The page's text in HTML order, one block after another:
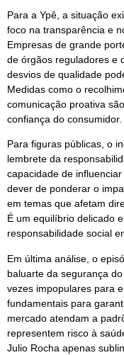
Para a Ypê, a situação
foco na transparência e
Empresas de grande
de órgãos reguladores e
desvios de qualidade
Medidas como o
comunicação proativa
confiança do consumidor.
Para figuras públicas, o
lembrete da
capacidade de
dever de ponderar o
em temas que afetam
É um equilíbrio delicado
responsabilidade social
Em última análise, o
baluarte da segurança
vezes impopulares para
fundamentais para
mercado atendam a
representem risco à
Julio Rocha apenas